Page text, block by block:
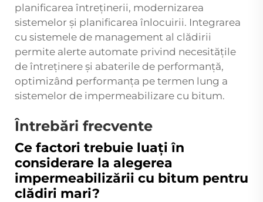
planificarea întreținerii, modernizarea
sistemelor și planificarea înlocuirii. Integrarea
cu sistemele de management al clădirii
permite alerte automate privind necesitățile
de întreținere și abaterile de performanță,
optimizând performanța pe termen lung a
sistemelor de impermeabilizare cu bitum.
Întrebări frecvente
Ce factori trebuie luați în
considerare la alegerea
impermeabilizării cu bitum pentru
clădiri mari?